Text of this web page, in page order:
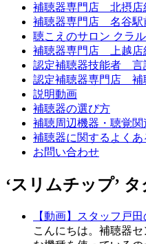
補聴器専門店 北摂店
補聴器専門店 名谷駅
聴こえのサロン クラ
補聴器専門店 上越店
認定補聴器技能者
認定補聴器専門店 補
説明動画
補聴器の選び方
補聴周辺機器・聴覚
補聴器に関するよくあ
お問い合わせ
‘スリムチップ’ タ
【動画】スタッフ戸
こんにちは。補聴器